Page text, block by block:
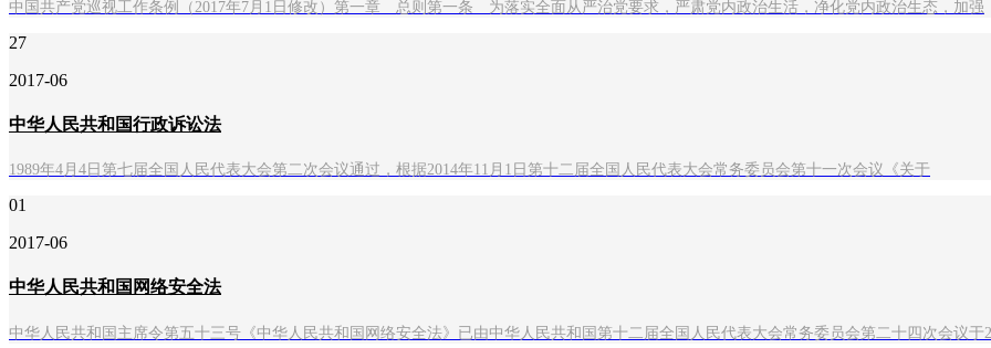
中国共产党巡视工作条例（2017年7月1日修改）第一章 总则第一条 为落实全面从严治党要求，严肃党内政治生活，净化党内政治生态，加强
27
2017-06
中华人民共和国行政诉讼法
1989年4月4日第七届全国人民代表大会第二次会议通过，根据2014年11月1日第十二届全国人民代表大会常务委员会第十一次会议《关于
01
2017-06
中华人民共和国网络安全法
中华人民共和国主席令第五十三号《中华人民共和国网络安全法》已由中华人民共和国第十二届全国人民代表大会常务委员会第二十四次会议于